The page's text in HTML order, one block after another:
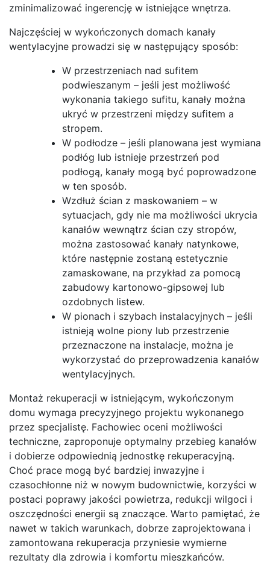
zminimalizować ingerencję w istniejące wnętrza.
Najczęściej w wykończonych domach kanały
wentylacyjne prowadzi się w następujący sposób:
W przestrzeniach nad sufitem
podwieszanym – jeśli jest możliwość
wykonania takiego sufitu, kanały można
ukryć w przestrzeni między sufitem a
stropem.
W podłodze – jeśli planowana jest wymiana
podłóg lub istnieje przestrzeń pod
podłogą, kanały mogą być poprowadzone
w ten sposób.
Wzdłuż ścian z maskowaniem – w
sytuacjach, gdy nie ma możliwości ukrycia
kanałów wewnątrz ścian czy stropów,
można zastosować kanały natynkowe,
które następnie zostaną estetycznie
zamaskowane, na przykład za pomocą
zabudowy kartonowo-gipsowej lub
ozdobnych listew.
W pionach i szybach instalacyjnych – jeśli
istnieją wolne piony lub przestrzenie
przeznaczone na instalacje, można je
wykorzystać do przeprowadzenia kanałów
wentylacyjnych.
Montaż rekuperacji w istniejącym, wykończonym
domu wymaga precyzyjnego projektu wykonanego
przez specjalistę. Fachowiec oceni możliwości
techniczne, zaproponuje optymalny przebieg kanałów
i dobierze odpowiednią jednostkę rekuperacyjną.
Choć prace mogą być bardziej inwazyjne i
czasochłonne niż w nowym budownictwie, korzyści w
postaci poprawy jakości powietrza, redukcji wilgoci i
oszczędności energii są znaczące. Warto pamiętać, że
nawet w takich warunkach, dobrze zaprojektowana i
zamontowana rekuperacja przyniesie wymierne
rezultaty dla zdrowia i komfortu mieszkańców.